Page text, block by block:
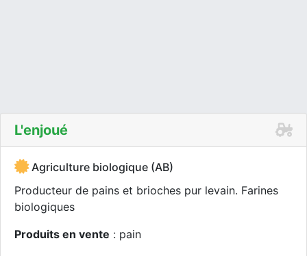
L'enjoué
Agriculture biologique (AB)
Producteur de pains et brioches pur levain. Farines
biologiques
Produits en vente : pain